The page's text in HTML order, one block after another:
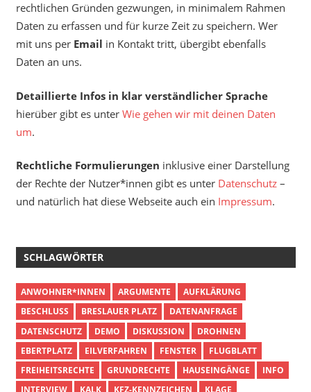
rechtlichen Gründen gezwungen, in minimalem Rahmen
Daten zu erfassen und für kurze Zeit zu speichern. Wer
mit uns per Email in Kontakt tritt, übergibt ebenfalls
Daten an uns.
Detaillierte Infos in klar verständlicher Sprache
hierüber gibt es unter Wie gehen wir mit deinen Daten
um.
Rechtliche Formulierungen inklusive einer Darstellung
der Rechte der Nutzer*innen gibt es unter Datenschutz–
und natürlich hat diese Webseite auch ein Impressum.
SCHLAGWÖRTER
ANWOHNER*INNEN ARGUMENTE
AUFKLÄRUNG
BESCHLUSS
BRESLAUER PLATZ
DATENANFRAGE
DATENSCHUTZ
DEMO DISKUSSION
DROHNEN
EBERTPLATZ
EILVERFAHREN FENSTER
FLUGBLATT
FREIHEITSRECHTE
GRUNDRECHTE HAUSEINGÄNGE
INFO
INTERVIEW
KALK KFZ-KENNZEICHEN
KLAGE